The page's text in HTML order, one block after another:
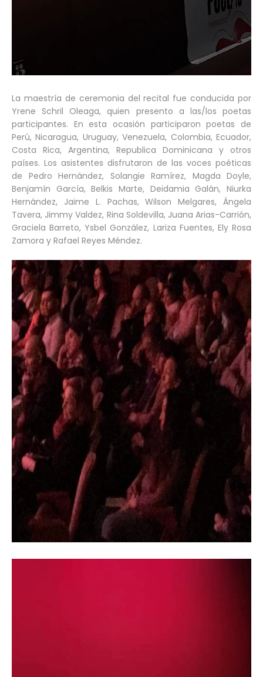
La maestría de ceremonia del recital fue conducida por
Yrene Schril Oleaga, quien presento a las/los poetas
participantes. En esta ocasión participaron poetas de
Perú, Nicaragua, Uruguay, Venezuela, Colombia, Ecuador,
Costa Rica, Argentina, Republica Dominicana y otros
países. Los asistentes disfrutaron de las voces poéticas
de Pedro Hernández, Solangie Ramírez, Magda Doyle,
Benjamín García, Belkis Marte, Deidamia Galán, Niurka
Hernández, Jaime L. Pachas, Wilson Melgares, Ángela
Tavera, Jimmy Valdez, Rina Soldevilla, Juana Arias-Carrión,
Graciela Barreto, Ysbel González, Lariza Fuentes, Ely Rosa
Zamora y Rafael Reyes Méndez.